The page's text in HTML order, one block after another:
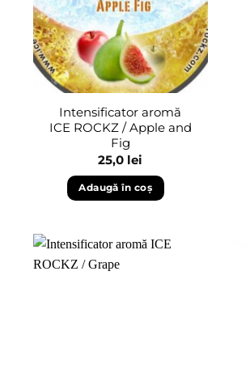
Intensificator aromă
ICE ROCKZ / Apple and
Fig
25,0 lei
Adaugă în coș